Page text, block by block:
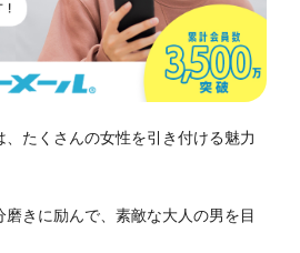
たくさんの女性を引き付ける魅力
きに励んで、素敵な大人の男を目